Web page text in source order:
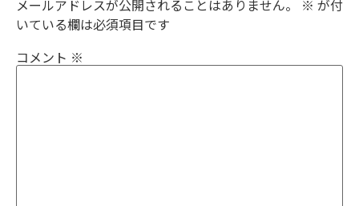
メールアドレスが公開されることはありません。 ※ が付
いている欄は必須項目です
コメント ※